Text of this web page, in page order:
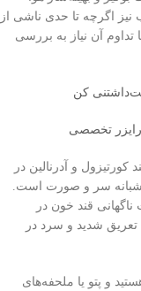
اگرچه تا حدی ناشی از
آن نیاز به بررسی
کن
تخصصی
و آدرنالین در
شبانه سر و صورت است.
ناگهانی قند خون در
تعریق شدید و سرد در
و پتو یا ملحفه‌های